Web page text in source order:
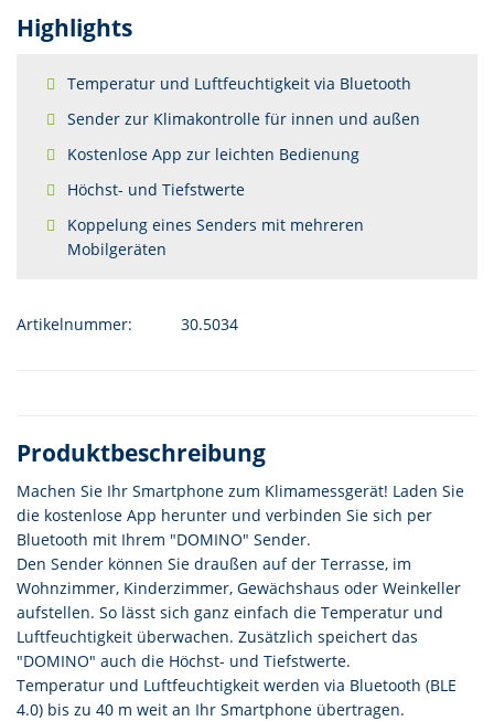
Highlights
Temperatur und Luftfeuchtigkeit via Bluetooth
Sender zur Klimakontrolle für innen und außen
Kostenlose App zur leichten Bedienung
Höchst- und Tiefstwerte
Koppelung eines Senders mit mehreren
Mobilgeräten
Artikelnummer: 30.5034
Produktbeschreibung
Machen Sie Ihr Smartphone zum Klimamessgerät! Laden Sie
die kostenlose App herunter und verbinden Sie sich per
Bluetooth mit Ihrem "DOMINO" Sender.
Den Sender können Sie draußen auf der Terrasse, im
Wohnzimmer, Kinderzimmer, Gewächshaus oder Weinkeller
aufstellen. So lässt sich ganz einfach die Temperatur und
Luftfeuchtigkeit überwachen. Zusätzlich speichert das
"DOMINO" auch die Höchst- und Tiefstwerte.
Temperatur und Luftfeuchtigkeit werden via Bluetooth (BLE
4.0) bis zu 40 m weit an Ihr Smartphone übertragen.